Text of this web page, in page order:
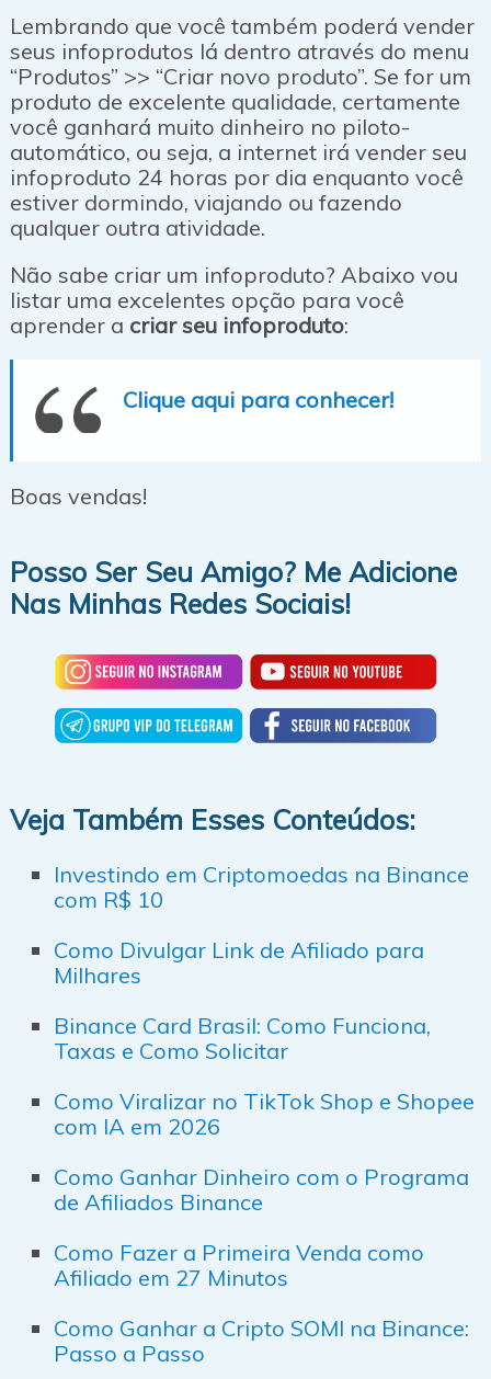
Lembrando que você também poderá vender
seus infoprodutos lá dentro através do menu
“Produtos” >> “Criar novo produto”. Se for um
produto de excelente qualidade, certamente
você ganhará muito dinheiro no piloto-
automático, ou seja, a internet irá vender seu
infoproduto 24 horas por dia enquanto você
estiver dormindo, viajando ou fazendo
qualquer outra atividade.
Não sabe criar um infoproduto? Abaixo vou
listar uma excelentes opção para você
aprender a criar seu infoproduto:
Clique aqui para conhecer!
Boas vendas!
Posso Ser Seu Amigo? Me Adicione
Nas Minhas Redes Sociais!
Veja Também Esses Conteúdos:
Investindo em Criptomoedas na Binance
com R$ 10
Como Divulgar Link de Afiliado para
Milhares
Binance Card Brasil: Como Funciona,
Taxas e Como Solicitar
Como Viralizar no TikTok Shop e Shopee
com IA em 2026
Como Ganhar Dinheiro com o Programa
de Afiliados Binance
Como Fazer a Primeira Venda como
Afiliado em 27 Minutos
Como Ganhar a Cripto SOMI na Binance:
Passo a Passo